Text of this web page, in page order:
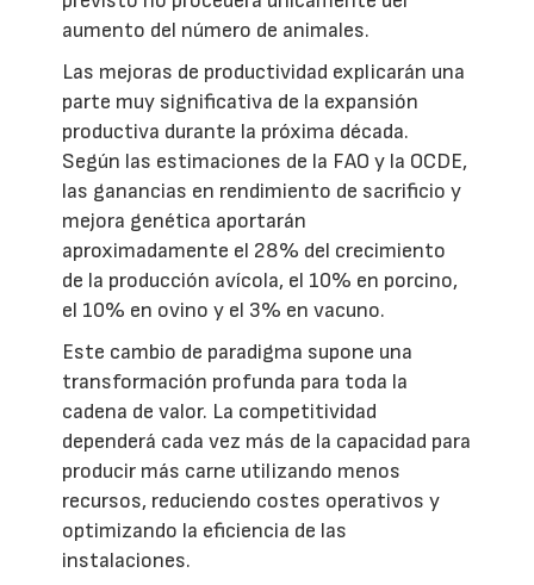
aumento del número de animales.
Las mejoras de productividad explicarán una
parte muy significativa de la expansión
productiva durante la próxima década.
Según las estimaciones de la FAO y la OCDE,
las ganancias en rendimiento de sacrificio y
mejora genética aportarán
aproximadamente el 28% del crecimiento
de la producción avícola, el 10% en porcino,
el 10% en ovino y el 3% en vacuno.
Este cambio de paradigma supone una
transformación profunda para toda la
cadena de valor. La competitividad
dependerá cada vez más de la capacidad para
producir más carne utilizando menos
recursos, reduciendo costes operativos y
optimizando la eficiencia de las
instalaciones.